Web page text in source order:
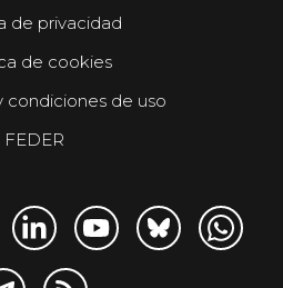
de privacidad
de cookies
condiciones de uso
FEDER